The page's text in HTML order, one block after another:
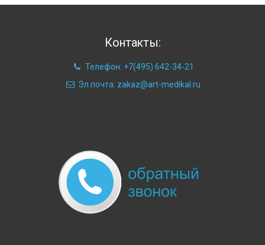
Контакты:
Телефон: +7(495) 642-34-21
Эл.почта: zakaz@art-medikal.ru